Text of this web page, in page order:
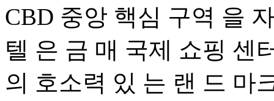
CBD 중앙 핵심 구역 을
텔 은 금 매 국제 쇼핑 센
의 호소력 있 는 랜 드 마